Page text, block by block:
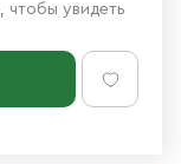
, чтобы увидеть